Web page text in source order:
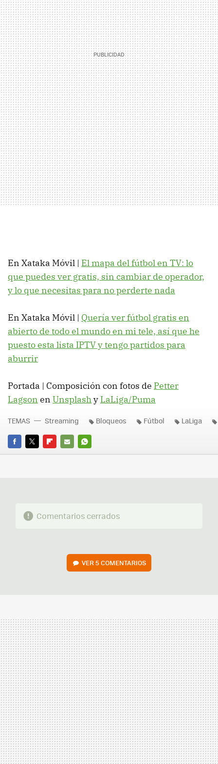
En Xataka Móvil | El mapa del fútbol en TV: lo
que puedes ver gratis, sin cambiar de operador,
y lo que necesitas para no perderte nada
En Xataka Móvil | Quería ver fútbol gratis en
abierto de todo el mundo en mi tele, así que he
puesto esta lista IPTV y tengo partidos para
aburrir
Portada | Composición con fotos de Petter
Lagson en Unsplashy LaLiga/Puma
FACEBOOK
TWITTERFLIPBOARD
E-
WHATSAPP
TEMAS Streaming Bloqueos Fútbol LaLiga
Comentarios cerrados
VER 5 COMENTARIOS